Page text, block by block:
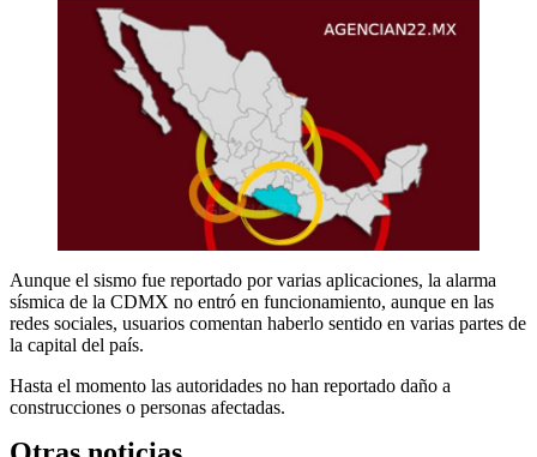
Aunque el sismo fue reportado por varias aplicaciones, la alarma
sísmica de la CDMX no entró en funcionamiento, aunque en las
redes sociales, usuarios comentan haberlo sentido en varias partes de
la capital del país.
Hasta el momento las autoridades no han reportado daño a
construcciones o personas afectadas.